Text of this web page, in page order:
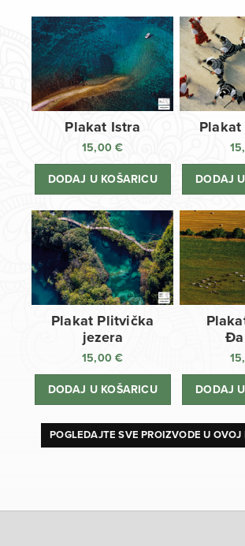
Plakat Istra
15,00€
DODAJ U KOŠARICU
Plakat
DODAJ
Plakat Plitvička
jezera
15,00€
DODAJ U KOŠARICU DODAJ
POGLEDAJTE SVE PROIZVODE U OVOJ